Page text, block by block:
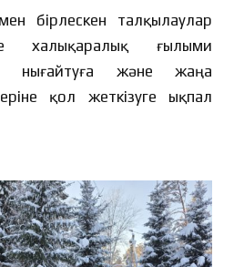
бірлескен талқылаулар
халықаралық ғылыми
нығайтуға және жаңа
қол жеткізуге ықпал